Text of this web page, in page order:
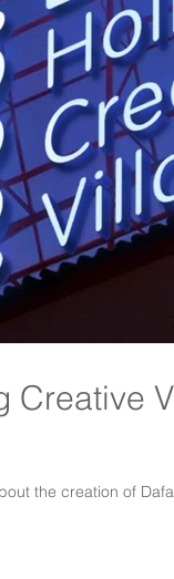
Creative
the creation of